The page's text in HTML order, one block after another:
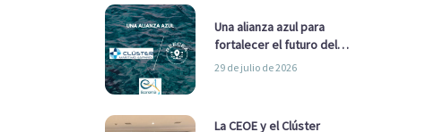
Una alianza azul para
fortalecer el futuro del
sector marítimo
29 de julio de 2026
La CEOE y el Clúster